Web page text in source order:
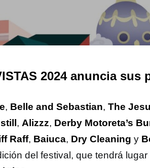
2024 anuncia
, Belle and Sebastian, The
, Alizzz, Derby Motoreta’s
Raff, Baiuca, Dry Cleaning y
del festival, que tendrá